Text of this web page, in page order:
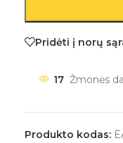
Pridėti į norų
17 Žmonės
Produkto kodas: